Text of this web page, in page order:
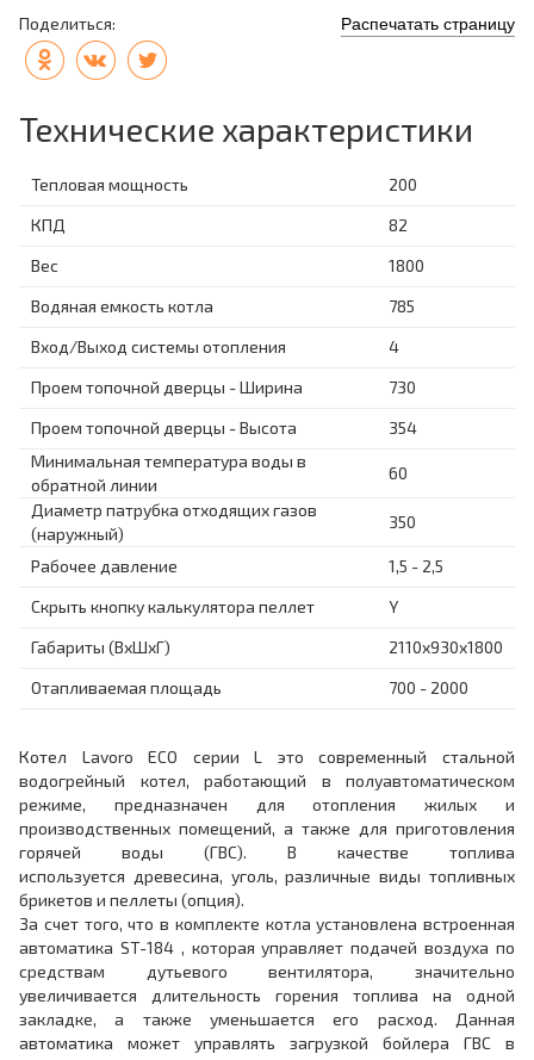
Поделиться: Распечатать страницу
Технические характеристики
Тепловая мощность
200
КПД
82
Вес
1800
Водяная емкость котла
785
Вход/Выход системы отопления
4
Проем топочной дверцы - Ширина
730
Проем топочной дверцы - Высота
354
Минимальная температура воды в
обратной линии
60
Диаметр патрубка отходящих газов
(наружный)
350
Рабочее давление
1,5 - 2,5
Скрыть кнопку калькулятора пеллет
Y
Габариты (ВхШхГ)
2110x930x1800
Отапливаемая площадь
700 - 2000
Котел Lavoro ECO серии L это современный стальной
водогрейный котел, работающий в полуавтоматическом
режиме, предназначен для отопления жилых и
производственных помещений, а также для приготовления
горячей воды (ГВС). В качестве топлива
используется древесина, уголь, различные виды топливных
брикетов и пеллеты (опция).
За счет того, что в комплекте котла установлена встроенная
автоматика ST-184 , которая управляет подачей воздуха по
средствам дутьевого вентилятора, значительно
увеличивается длительность горения топлива на одной
закладке, а также уменьшается его расход. Данная
автоматика может управлять загрузкой бойлера ГВС в